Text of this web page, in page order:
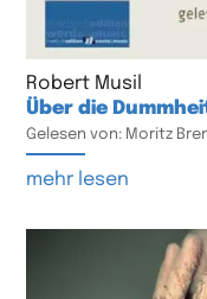
Robert Musil
Über die
Gelesen von: Moritz
mehr lesen